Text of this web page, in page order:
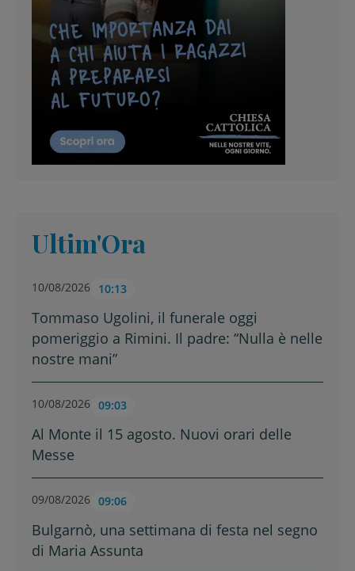
Ultim'Ora
10/08/2026 10:13
Tommaso Ugolini, il funerale oggi
pomeriggio a Rimini. Il padre: “Nulla è nelle
nostre mani”
10/08/2026 09:03
Al Monte il 15 agosto. Nuovi orari delle
Messe
09/08/2026 09:06
Bulgarnò, una settimana di festa nel segno
di Maria Assunta